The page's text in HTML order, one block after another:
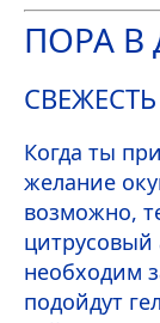
ПОРА В
СВЕЖЕСТЬ
Когда ты
желание
возможно,
цитрусовый
необходим
подойдут